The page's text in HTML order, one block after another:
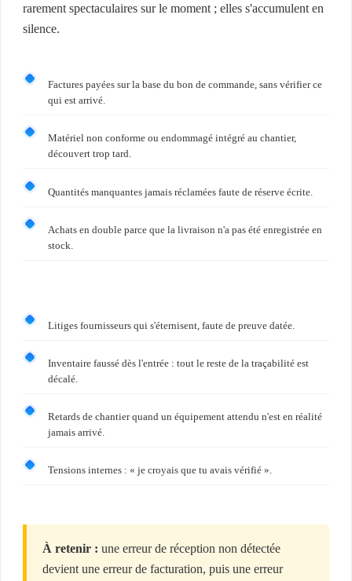
rarement spectaculaires sur le moment ; elles s'accumulent en
silence.
Factures payées sur la base du bon de commande, sans vérifier ce
qui est arrivé.
Matériel non conforme ou endommagé intégré au chantier,
découvert trop tard.
Quantités manquantes jamais réclamées faute de réserve écrite.
Achats en double parce que la livraison n'a pas été enregistrée en
stock.
Litiges fournisseurs qui s'éternisent, faute de preuve datée.
Inventaire faussé dès l'entrée : tout le reste de la traçabilité est
décalé.
Retards de chantier quand un équipement attendu n'est en réalité
jamais arrivé.
Tensions internes : « je croyais que tu avais vérifié ».
À retenir : une erreur de réception non détectée
devient une erreur de facturation, puis une erreur